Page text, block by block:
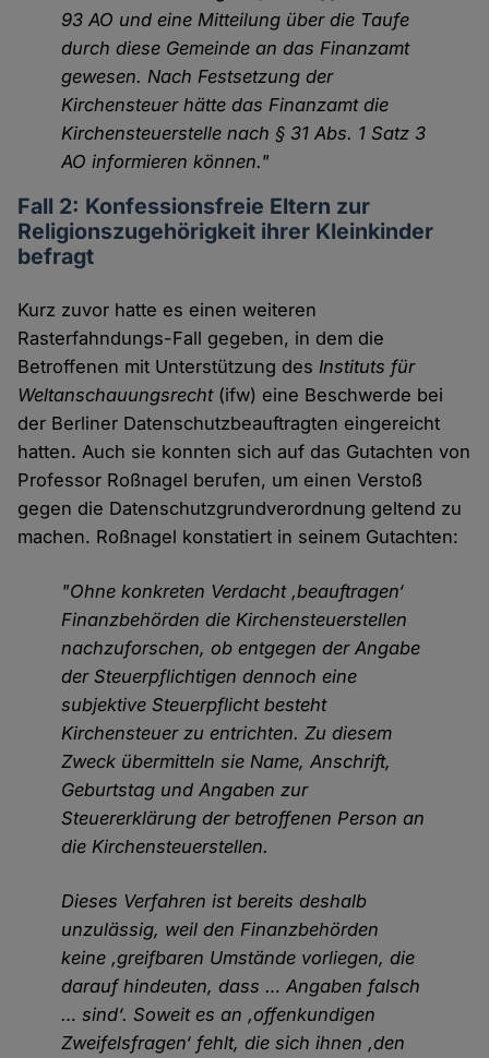
93 AO und eine Mitteilung über die Taufe
durch diese Gemeinde an das Finanzamt
gewesen. Nach Festsetzung der
Kirchensteuer hätte das Finanzamt die
Kirchensteuerstelle nach § 31 Abs. 1 Satz 3
AO informieren können."
Fall 2: Konfessionsfreie Eltern zur
Religionszugehörigkeit ihrer Kleinkinder
befragt
Kurz zuvor hatte es einen weiteren
Rasterfahndungs-Fall gegeben, in dem die
Betroffenen mit Unterstützung des Instituts für
Weltanschauungsrecht(ifw) eine Beschwerde bei
der Berliner Datenschutzbeauftragten eingereicht
hatten. Auch sie konnten sich auf das Gutachten von
Professor Roßnagel berufen, um einen Verstoß
gegen die Datenschutzgrundverordnung geltend zu
machen. Roßnagel konstatiert in seinem Gutachten:
"Ohne konkreten Verdacht ‚beauftragen‘
Finanzbehörden die Kirchensteuerstellen
nachzuforschen, ob entgegen der Angabe
der Steuerpflichtigen dennoch eine
subjektive Steuerpflicht besteht
Kirchensteuer zu entrichten. Zu diesem
Zweck übermitteln sie Name, Anschrift,
Geburtstag und Angaben zur
Steuererklärung der betroffenen Person an
die Kirchensteuerstellen.
Dieses Verfahren ist bereits deshalb
unzulässig, weil den Finanzbehörden
keine ‚greifbaren Umstände vorliegen, die
darauf hindeuten, dass … Angaben falsch
… sind‘. Soweit es an ‚offenkundigen
Zweifelsfragen‘ fehlt, die sich ihnen ‚den